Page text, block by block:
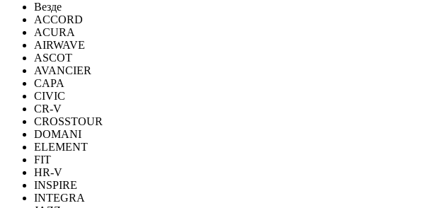
Везде
ACCORD
ACURA
AIRWAVE
ASCOT
AVANCIER
CAPA
CIVIC
CR-V
CROSSTOUR
DOMANI
ELEMENT
FIT
HR-V
INSPIRE
INTEGRA